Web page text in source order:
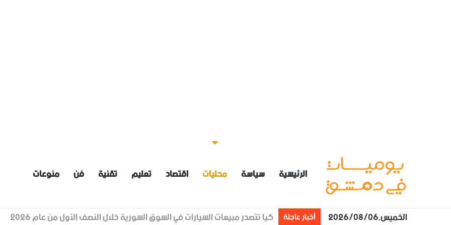
الرئيسية سياسة محليات اقتصاد تعليم تقنية فن منوعات
الخميس,2026/08/06 أخبار عاجلة درجات الحرارة أعلى من معدلاتها بنحو /3_5/ درجات مئوية